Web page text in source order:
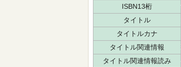
ISBN13桁
タイトル
タイトルカナ
タイトル関連情報
タイトル関連情報読み